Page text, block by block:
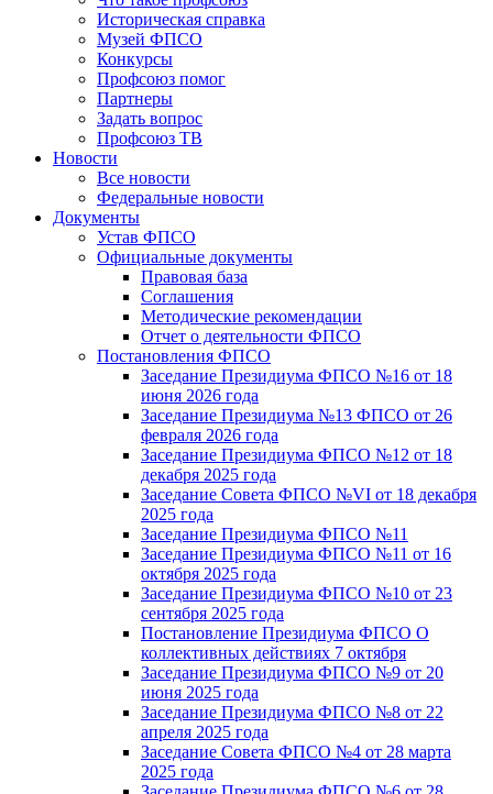
Историческая справка
Музей ФПСО
Конкурсы
Профсоюз помог
Партнеры
Задать вопрос
Профсоюз ТВ
Новости
Все новости
Федеральные новости
Документы
Устав ФПСО
Официальные документы
Правовая база
Соглашения
Методические рекомендации
Отчет о деятельности ФПСО
Постановления ФПСО
Заседание Президиума ФПСО №16 от 18
июня 2026 года
Заседание Президиума №13 ФПСО от 26
февраля 2026 года
Заседание Президиума ФПСО №12 от 18
декабря 2025 года
Заседание Совета ФПСО №VI от 18 декабря
2025 года
Заседание Президиума ФПСО №11
Заседание Президиума ФПСО №11 от 16
октября 2025 года
Заседание Президиума ФПСО №10 от 23
сентября 2025 года
Постановление Президиума ФПСО О
коллективных действиях 7 октября
Заседание Президиума ФПСО №9 от 20
июня 2025 года
Заседание Президиума ФПСО №8 от 22
апреля 2025 года
Заседание Совета ФПСО №4 от 28 марта
2025 года